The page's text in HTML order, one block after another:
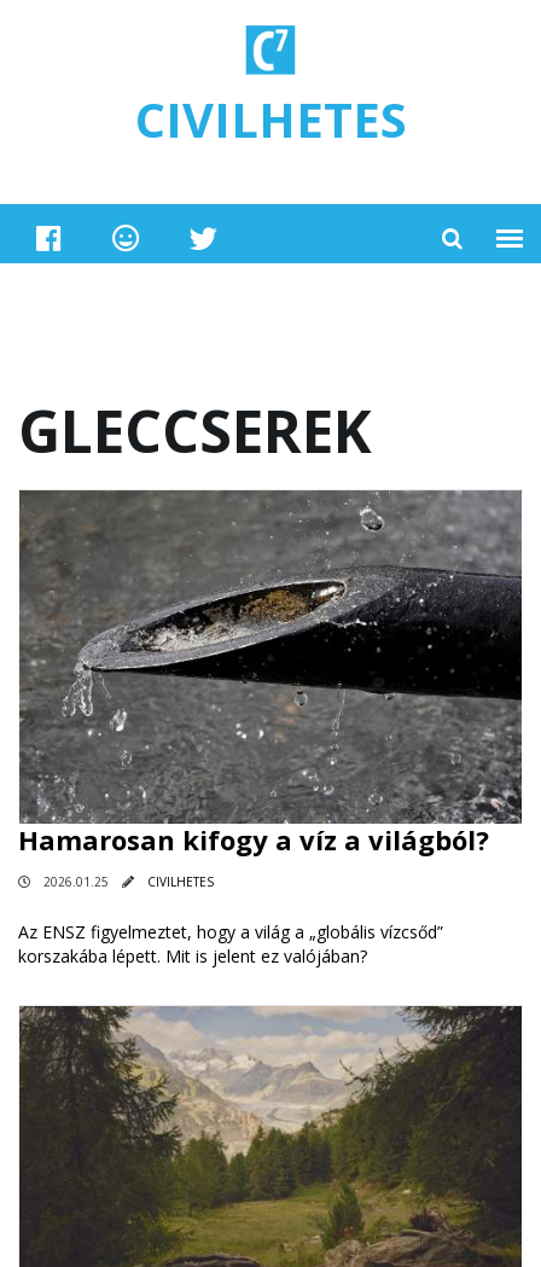
CIVILHETES
GLECCSEREK
Hamarosan kifogy a víz a világból?
2026.01.25 CIVILHETES
Az ENSZ figyelmeztet, hogy a világ a „globális vízcsőd”
korszakába lépett. Mit is jelent ez valójában?